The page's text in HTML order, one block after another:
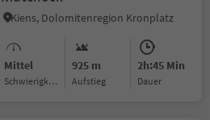
Kiens, Dolomitenregion Kronplatz
Mittel
Schwierigkeitsgrad
925 m
Aufstieg
2h:45 Min
Dauer